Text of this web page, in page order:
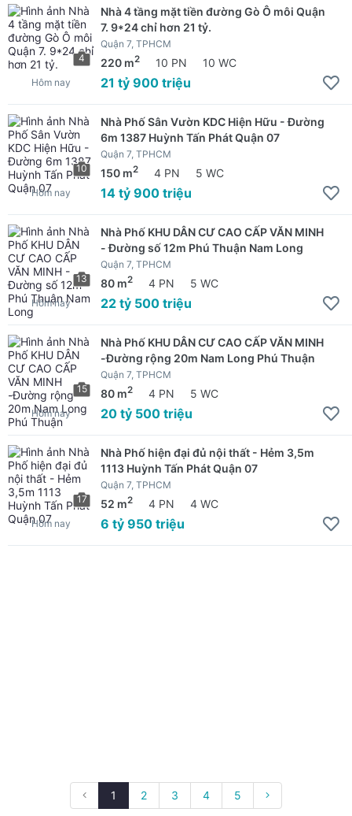
4
Nhà 4 tầng mặt tiền đường Gò Ô môi Quận
7. 9*24 chỉ hơn 21 tỷ.
Quận 7, TPHCM
220 m2 10 PN 10 WC
21 tỷ 900 triệu
Hôm nay
10
Nhà Phố Sân Vườn KDC Hiện Hữu - Đường
6m 1387 Huỳnh Tấn Phát Quận 07
Quận 7, TPHCM
150 m2 4 PN 5 WC
14 tỷ 900 triệu
Hôm nay
13
Nhà Phố KHU DÂN CƯ CAO CẤP VĂN MINH
- Đường số 12m Phú Thuận Nam Long
Quận 7, TPHCM
80 m2 4 PN 5 WC
22 tỷ 500 triệu
Hôm nay
15
Nhà Phố KHU DÂN CƯ CAO CẤP VĂN MINH
-Đường rộng 20m Nam Long Phú Thuận
Quận 7, TPHCM
80 m2 4 PN 5 WC
20 tỷ 500 triệu
Hôm nay
17
Nhà Phố hiện đại đủ nội thất - Hẻm 3,5m
1113 Huỳnh Tấn Phát Quận 07
Quận 7, TPHCM
52 m2 4 PN 4 WC
6 tỷ 950 triệu
Hôm nay
1 2 3 4 5